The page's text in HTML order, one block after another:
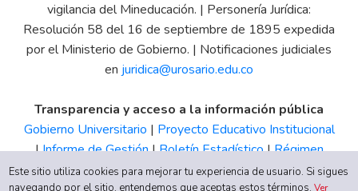
vigilancia del Mineducación. | Personería Jurídica:
Resolución 58 del 16 de septiembre de 1895 expedida
por el Ministerio de Gobierno. | Notificaciones judiciales
en juridica@urosario.edu.co
Transparencia y acceso a la información pública
Gobierno Universitario | Proyecto Educativo Institucional
|Informe de Gestión|Boletín Estadístico|Régimen
Tributario|Estados Financieros |Código de Ética| Canal
Este sitio utiliza cookies para mejorar tu experiencia de usuario. Si sigues
navegando por el sitio, entendemos que aceptas estos términos.Ver